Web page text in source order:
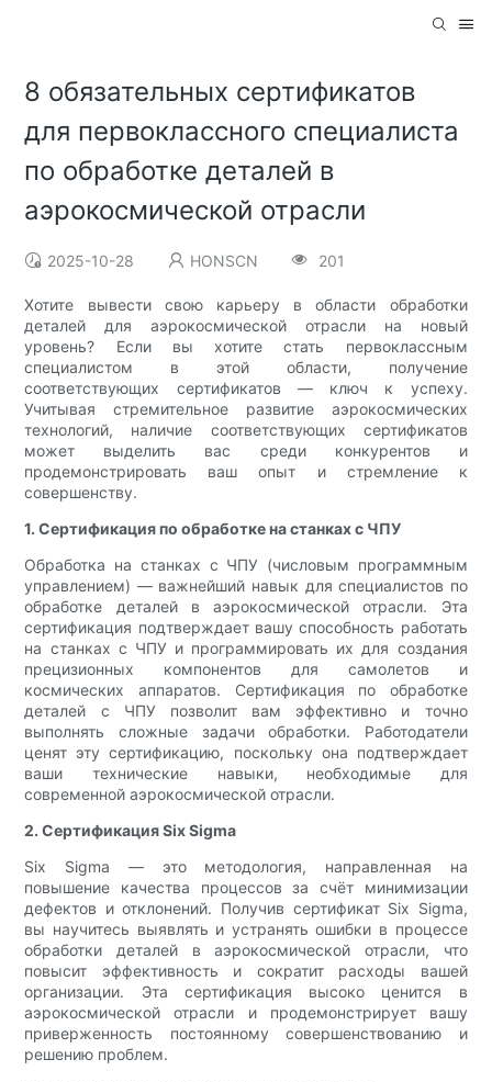
8 обязательных сертификатов
для первоклассного специалиста
по обработке деталей в
аэрокосмической отрасли
2025-10-28 HONSCN 201
Хотите вывести свою карьеру в области обработки
деталей для аэрокосмической отрасли на новый
уровень? Если вы хотите стать первоклассным
специалистом в этой области, получение
соответствующих сертификатов — ключ к успеху.
Учитывая стремительное развитие аэрокосмических
технологий, наличие соответствующих сертификатов
может выделить вас среди конкурентов и
продемонстрировать ваш опыт и стремление к
совершенству.
1. Сертификация по обработке на станках с ЧПУ
Обработка на станках с ЧПУ (числовым программным
управлением) — важнейший навык для специалистов по
обработке деталей в аэрокосмической отрасли. Эта
сертификация подтверждает вашу способность работать
на станках с ЧПУ и программировать их для создания
прецизионных компонентов для самолетов и
космических аппаратов. Сертификация по обработке
деталей с ЧПУ позволит вам эффективно и точно
выполнять сложные задачи обработки. Работодатели
ценят эту сертификацию, поскольку она подтверждает
ваши технические навыки, необходимые для
современной аэрокосмической отрасли.
2. Сертификация Six Sigma
Six Sigma — это методология, направленная на
повышение качества процессов за счёт минимизации
дефектов и отклонений. Получив сертификат Six Sigma,
вы научитесь выявлять и устранять ошибки в процессе
обработки деталей в аэрокосмической отрасли, что
повысит эффективность и сократит расходы вашей
организации. Эта сертификация высоко ценится в
аэрокосмической отрасли и продемонстрирует вашу
приверженность постоянному совершенствованию и
решению проблем.